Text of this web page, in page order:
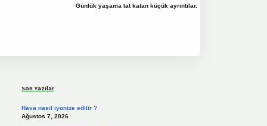
Günlük yaşama tat katan küçük ayrıntılar.
Son Yazılar
Hava nasıl iyonize edilir ?
Ağustos 7, 2026